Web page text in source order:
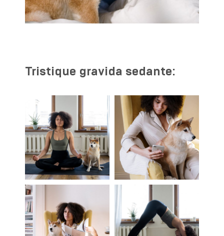
Tristique gravida sedante: